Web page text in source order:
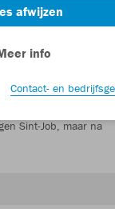
Stockay-Warfusée,
Sint-Job, maar na
afwijzen
info
Contact- en